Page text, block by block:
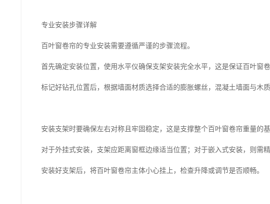
专业安装步骤详解
百叶窗卷帘的专业安装需要遵循严谨的步骤流程。
首先确定安装位置，使用水平仪确保支架安装完全水平，这是保证百叶窗
标记好钻孔位置后，根据墙面材质选择合适的膨胀螺丝，混凝土墙面与木
安装支架时要确保左右对称且牢固稳定，这是支撑整个百叶窗卷帘重量的基
对于外挂式安装，支架应距离窗框边缘适当位置；对于嵌入式安装，则需
安装好支架后，将百叶窗卷帘主体小心挂上，检查升降或调节是否顺畅。